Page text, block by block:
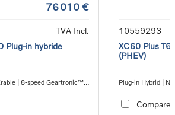
76 010 €
TVA Incl.
Plug-in hybride
| 8-speed Geartronic™
10559293
XC60 Plus T6
(PHEV)
Plug-in Hybrid |
Comparer